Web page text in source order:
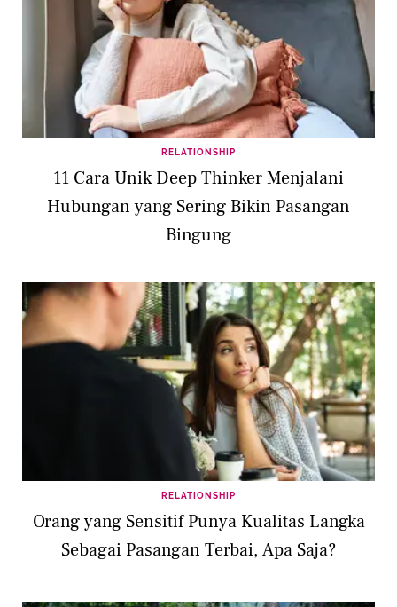
RELATIONSHIP
11 Cara Unik Deep Thinker Menjalani
Hubungan yang Sering Bikin Pasangan
Bingung
RELATIONSHIP
Orang yang Sensitif Punya Kualitas Langka
Sebagai Pasangan Terbai, Apa Saja?